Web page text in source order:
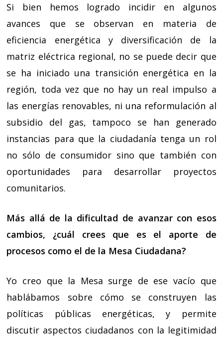
Si bien hemos logrado incidir en algunos
avances que se observan en materia de
eficiencia energética y diversificación de la
matriz eléctrica regional, no se puede decir que
se ha iniciado una transición energética en la
región, toda vez que no hay un real impulso a
las energías renovables, ni una reformulación al
subsidio del gas, tampoco se han generado
instancias para que la ciudadanía tenga un rol
no sólo de consumidor sino que también con
oportunidades para desarrollar proyectos
comunitarios.
Más allá de la dificultad de avanzar con esos
cambios, ¿cuál crees que es el aporte de
procesos como el de la Mesa Ciudadana?
Yo creo que la Mesa surge de ese vacío que
hablábamos sobre cómo se construyen las
políticas públicas energéticas, y permite
discutir aspectos ciudadanos con la legitimidad